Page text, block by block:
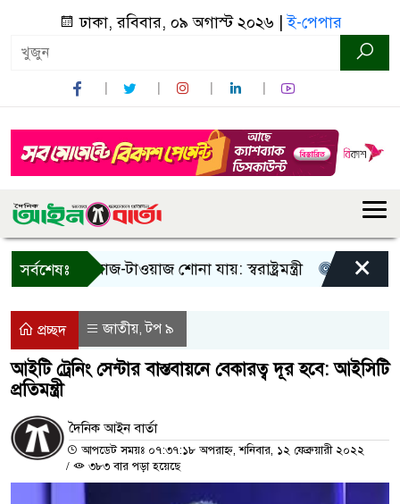
ঢাকা, রবিবার, ০৯ অগাস্ট ২০২৬ |ই-পেপার
সর্বশেষঃ
শুধু আওয়াজ-টাওয়াজ শোনা যায়: স্বরাষ্ট্রমন্ত্রী তিন দিনের
×
প্রচ্ছদ জাতীয়,টপ ৯
আইটি ট্রেনিং সেন্টার বাস্তবায়নে বেকারত্ব দূর হবে: আইসিটি
প্রতিমন্ত্রী
দৈনিক আইন বার্তা
আপডেট সময়ঃ ০৭:৩৭:১৮ অপরাহ্ন, শনিবার, ১২ ফেব্রুয়ারী ২০২২
/
৩৮৩ বার পড়া হয়েছে